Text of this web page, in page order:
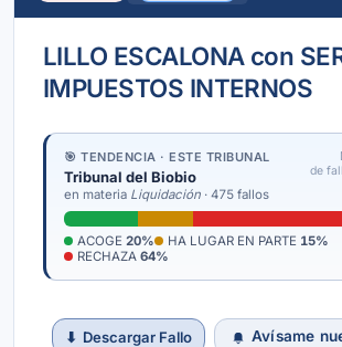
LILLO ESCALONA con
IMPUESTOS INTERNOS
🎯 TENDENCIA · ESTE TRIBUNAL
Tribunal del Biobio
en materia Liquidación · 475 fallos
de
ACOGE 20% HA LUGAR EN PARTE 15%
RECHAZA 64%
⬇ Descargar Fallo
Avísame